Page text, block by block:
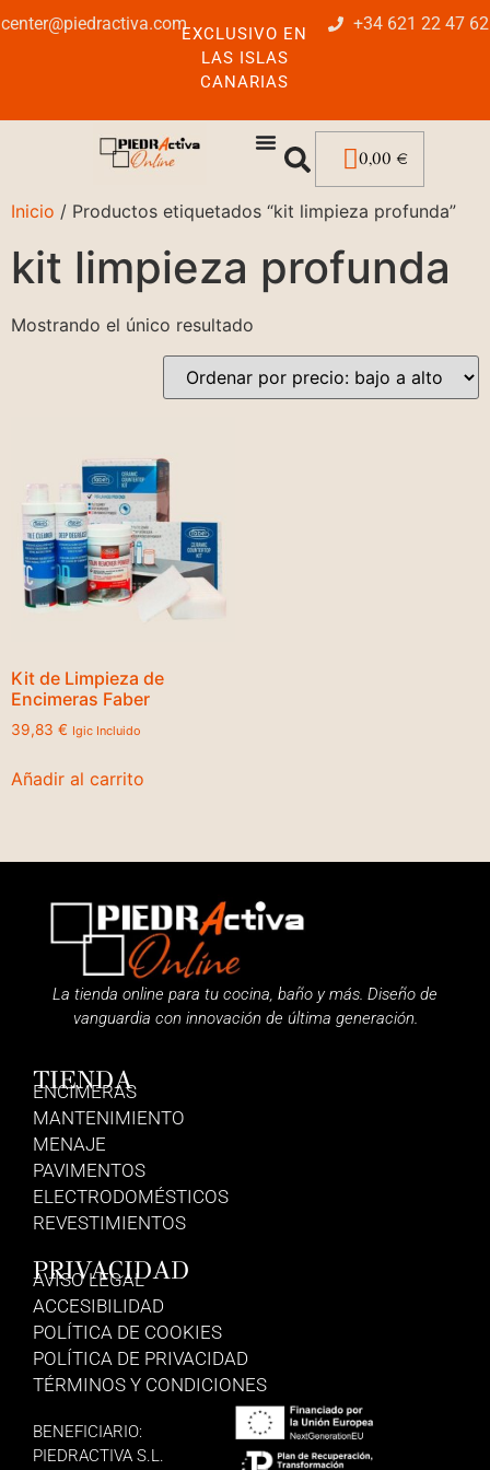
center@piedractiva.comEXCLUSIVO EN
LAS ISLAS
CANARIAS
+34 621 22 47 62
0,00 €
Inicio / Productos etiquetados “kit limpieza profunda”
kit limpieza profunda
Mostrando el único resultado
Kit de Limpieza de
Encimeras Faber
39,83 € Igic Incluido
Añadir al carrito
La tienda online para tu cocina, baño y más. Diseño de
vanguardia con innovación de última generación.
TIENDA
ENCIMERAS
MANTENIMIENTO
MENAJE
PAVIMENTOS
ELECTRODOMÉSTICOS
REVESTIMIENTOS
PRIVACIDAD
AVISO LEGAL
ACCESIBILIDAD
POLÍTICA DE COOKIES
POLÍTICA DE PRIVACIDAD
TÉRMINOS Y CONDICIONES
BENEFICIARIO:
PIEDRACTIVA S.L.